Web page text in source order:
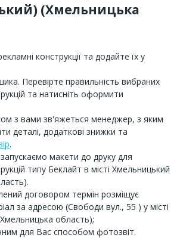
(Хмельницька
конструкції та додайте їх у
Перевірте правильність вибраних
та натисніть оформити
з вами зв'яжеться менеджер, з яким
деталі, додаткові знижки та
.
макети до друку для
типу Беклайт в місті Хмельницький
договором термін розміщує
за адресою (Свободи вул., 55 ) у місті
область);
для Вас способом фотозвіт.